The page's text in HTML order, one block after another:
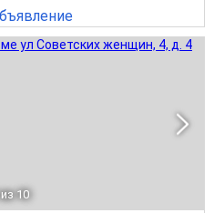
из 10